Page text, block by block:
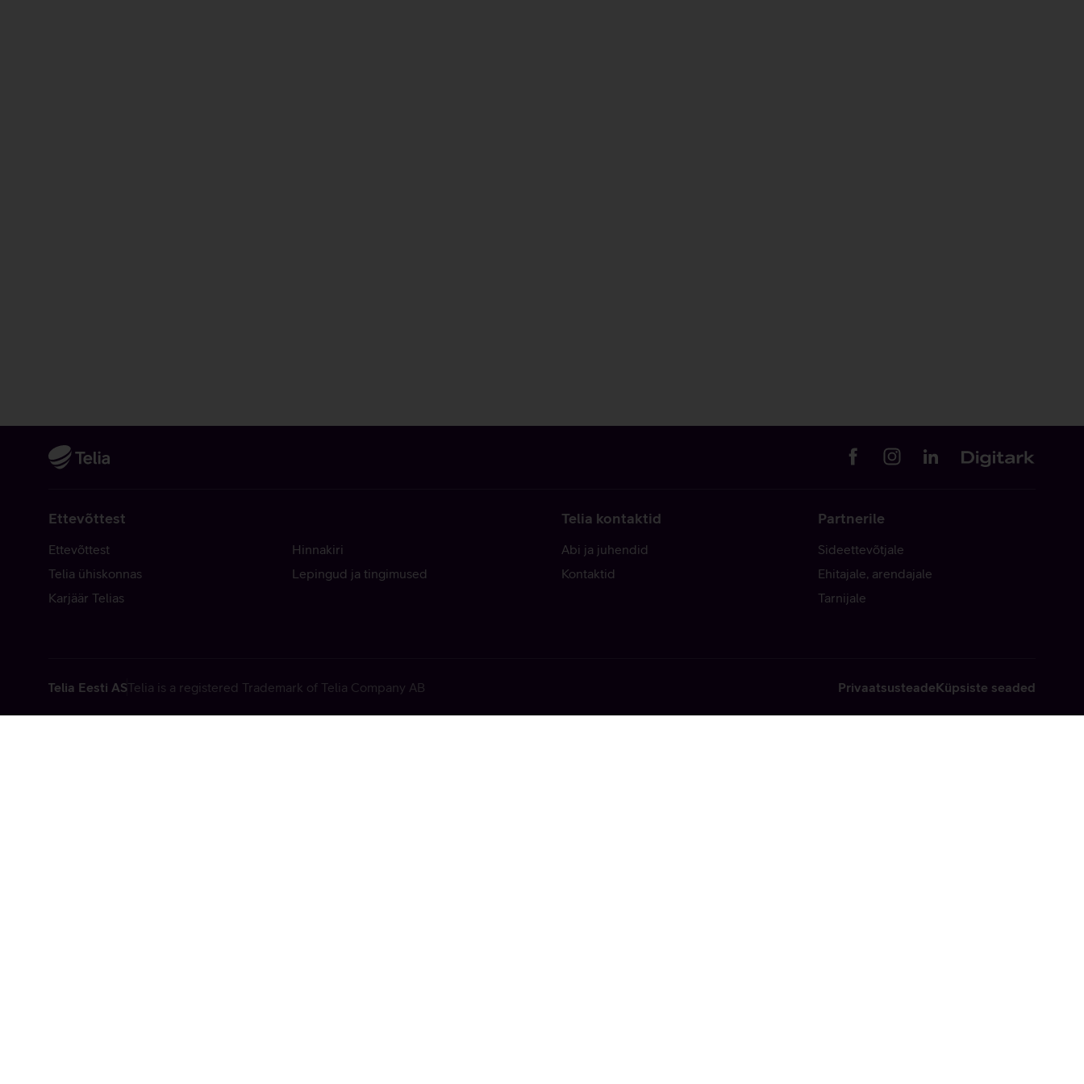
Ettevõttest
Ettevõttest
Telia ühiskonnas
Karjäär Telias
Hinnakiri
Lepingud ja tingimused
Telia kontaktid
Abi ja juhendid
Kontaktid
Partnerile
Sideettevõtjale
Ehitajale, arendajale
Tarnijale
Telia Eesti ASTelia is a registered Trademark of Telia Company AB PrivaatsusteadeKüpsiste seaded